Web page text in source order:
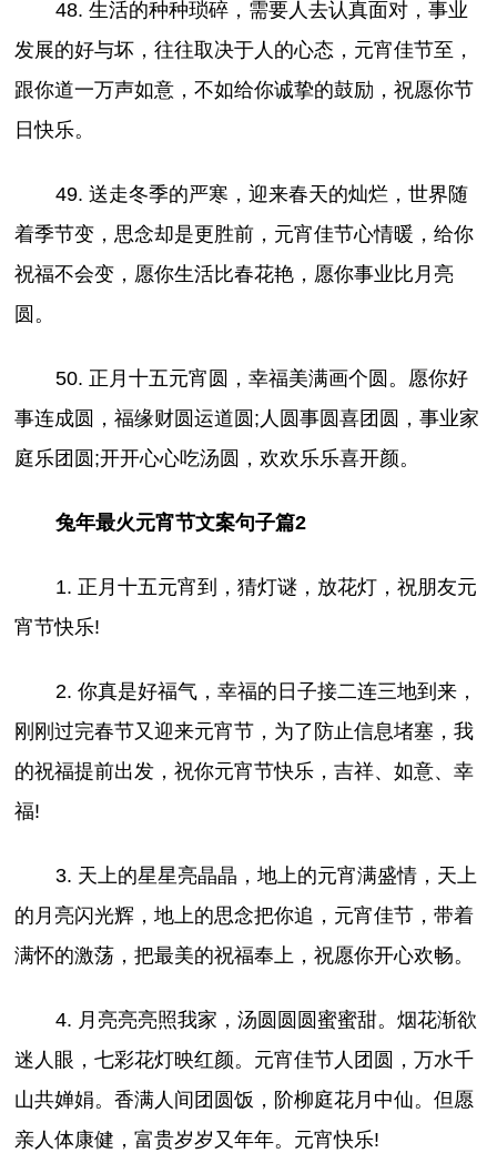
48. 生活的种种琐碎，需要人去认真面对，事业
发展的好与坏，往往取决于人的心态，元宵佳节至，
跟你道一万声如意，不如给你诚挚的鼓励，祝愿你节
日快乐。
49. 送走冬季的严寒，迎来春天的灿烂，世界随
着季节变，思念却是更胜前，元宵佳节心情暖，给你
祝福不会变，愿你生活比春花艳，愿你事业比月亮
圆。
50. 正月十五元宵圆，幸福美满画个圆。愿你好
事连成圆，福缘财圆运道圆;人圆事圆喜团圆，事业家
庭乐团圆;开开心心吃汤圆，欢欢乐乐喜开颜。
兔年最火元宵节文案句子篇2
1. 正月十五元宵到，猜灯谜，放花灯，祝朋友元
宵节快乐!
2. 你真是好福气，幸福的日子接二连三地到来，
刚刚过完春节又迎来元宵节，为了防止信息堵塞，我
的祝福提前出发，祝你元宵节快乐，吉祥、如意、幸
福!
3. 天上的星星亮晶晶，地上的元宵满盛情，天上
的月亮闪光辉，地上的思念把你追，元宵佳节，带着
满怀的激荡，把最美的祝福奉上，祝愿你开心欢畅。
4. 月亮亮亮照我家，汤圆圆圆蜜蜜甜。烟花渐欲
迷人眼，七彩花灯映红颜。元宵佳节人团圆，万水千
山共婵娟。香满人间团圆饭，阶柳庭花月中仙。但愿
亲人体康健，富贵岁岁又年年。元宵快乐!